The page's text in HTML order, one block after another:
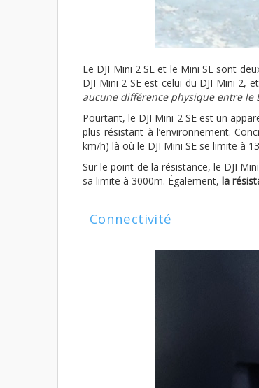
Le DJI Mini 2 SE et le Mini SE sont
DJI Mini 2 SE est celui du DJI Mini 2,
aucune différence physique entre le
Pourtant, le DJI Mini 2 SE est un
plus résistant à l’environnement.
km/h) là où le DJI Mini SE se limite à
Sur le point de la résistance, le DJI
sa limite à 3000m. Également, la
Connectivité